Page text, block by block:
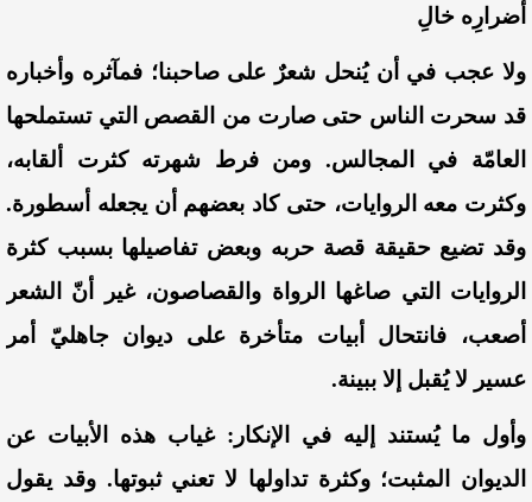
أضرارِه خالِ
ولا عجب في أن يُنحل شعرٌ على صاحبنا؛ فمآثره وأخباره
قد سحرت الناس حتى صارت من القصص التي تستملحها
العامّة في المجالس. ومن فرط شهرته كثرت ألقابه،
وكثرت معه الروايات، حتى كاد بعضهم أن يجعله أسطورة.
وقد تضيع حقيقة قصة حربه وبعض تفاصيلها بسبب كثرة
الروايات التي صاغها الرواة والقصاصون، غير أنّ الشعر
أصعب، فانتحال أبيات متأخرة على ديوان جاهليّ أمر
عسير لا يُقبل إلا ببينة.
وأول ما يُستند إليه في الإنكار: غياب هذه الأبيات عن
الديوان المثبت؛ وكثرة تداولها لا تعني ثبوتها. وقد يقول